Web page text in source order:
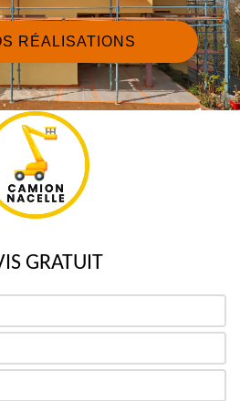
RÉALISATIONS
GRATUIT